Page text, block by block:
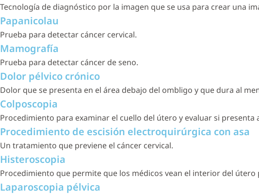
Tecnología de diagnóstico por la imagen que se usa para crear una
Papanicolau
Prueba para detectar cáncer cervical.
Mamografía
Prueba para detectar cáncer de seno.
Dolor pélvico crónico
Dolor que se presenta en el área debajo del ombligo y que dura al
Colposcopia
Procedimiento para examinar el cuello del útero y evaluar si
Procedimiento de escisión electroquirúrgica con asa
Un tratamiento que previene el cáncer cervical.
Histeroscopia
Procedimiento que permite que los médicos vean el interior del
Laparoscopia pélvica